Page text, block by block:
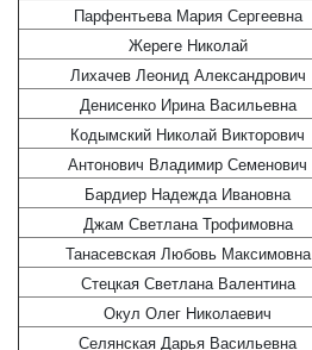
Парфентьева Мария Сергеевна
Жереге Николай
Лихачев Леонид Александрович
Денисенко Ирина Васильевна
Кодымский Николай Викторович
Антонович Владимир Семенович
Бардиер Надежда Ивановна
Джам Светлана Трофимовна
Танасевская Любовь Максимовна
Стецкая Светлана Валентина
Окул Олег Николаевич
Селянская Дарья Васильевна